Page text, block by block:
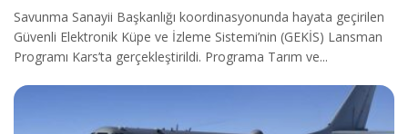
Savunma Sanayii Başkanlığı koordinasyonunda hayata geçirilen
Güvenli Elektronik Küpe ve İzleme Sistemi’nin (GEKİS) Lansman
Programı Kars’ta gerçekleştirildi. Programa Tarım ve...